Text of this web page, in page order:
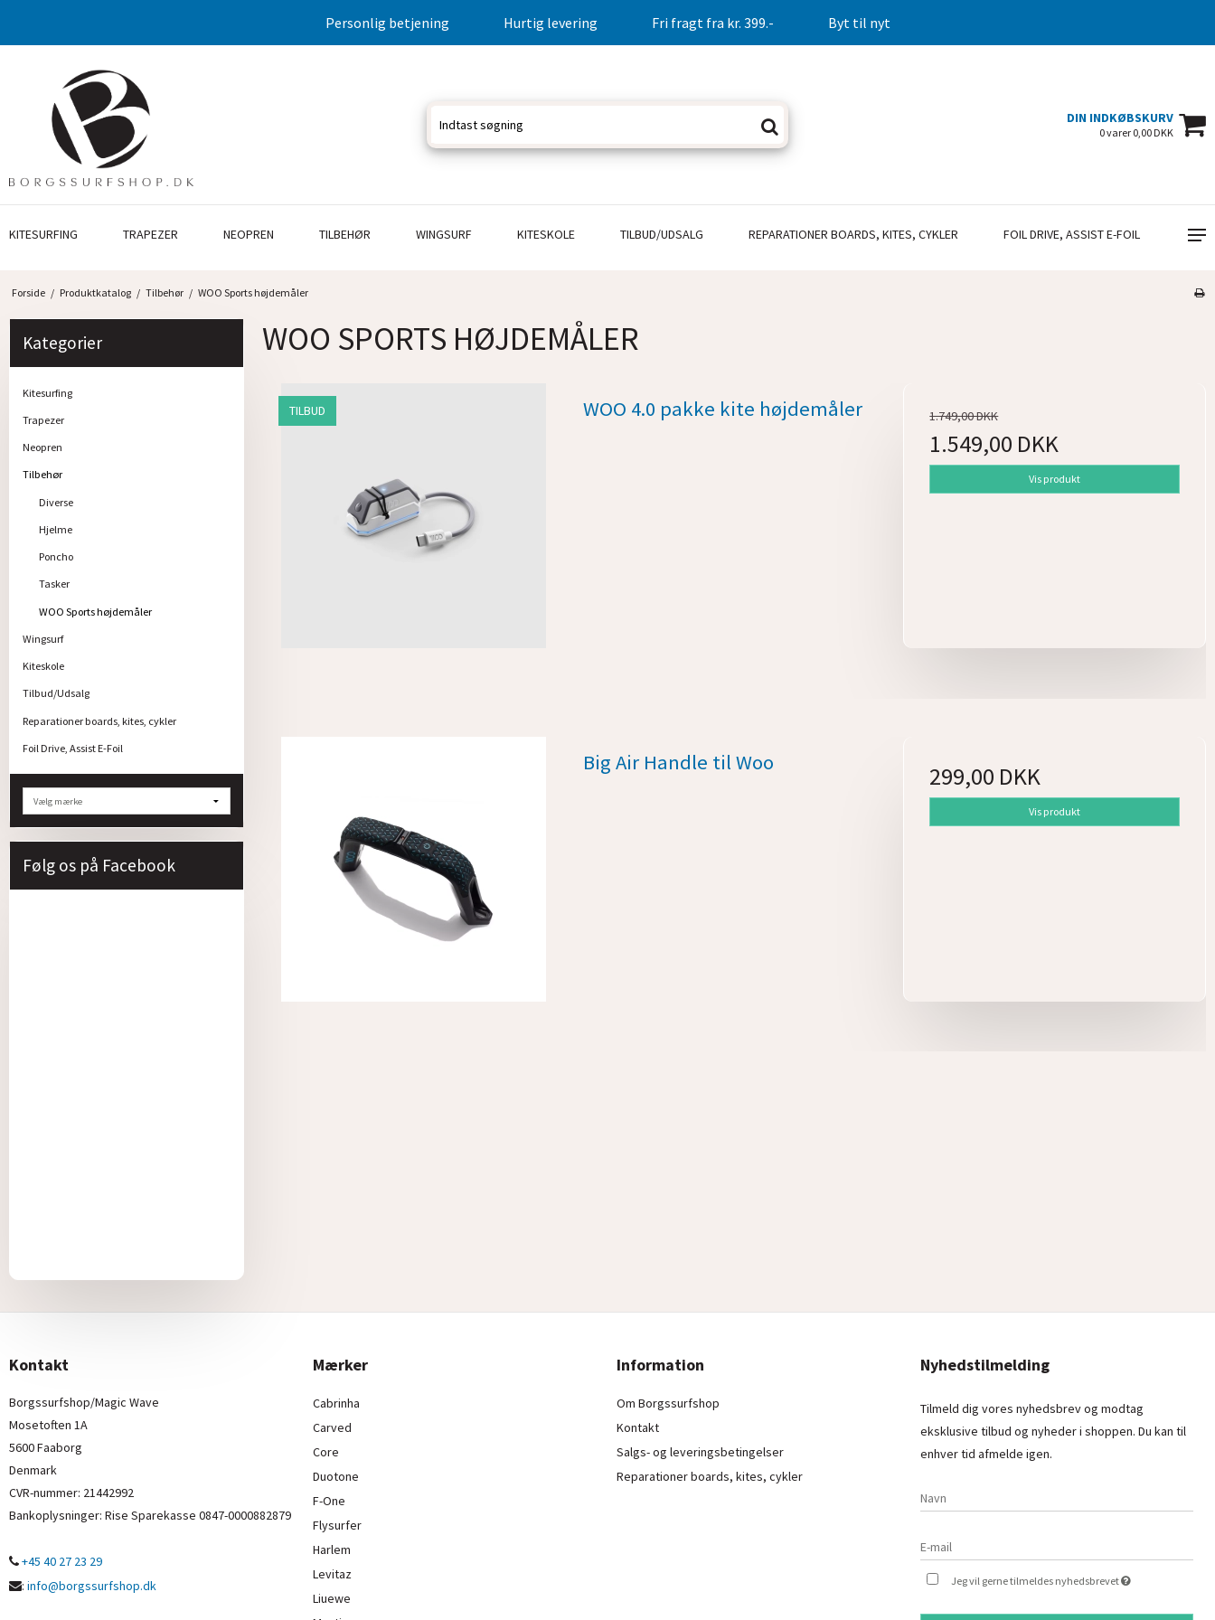
Personlig betjening Hurtig levering Fri fragt fra kr. 399.- Byt til nyt
DIN INDKØBSKURV
0 varer 0,00 DKK
KITESURFING TRAPEZER NEOPREN TILBEHØR WINGSURF KITESKOLE TILBUD/UDSALG REPARATIONER BOARDS, KITES, CYKLER FOIL DRIVE, ASSIST E-FOIL
Forside / Produktkatalog / Tilbehør / WOO Sports højdemåler
Kategorier
Kitesurfing
Trapezer
Neopren
Tilbehør
Diverse
Hjelme
Poncho
Tasker
WOO Sports højdemåler
Wingsurf
Kiteskole
Tilbud/Udsalg
Reparationer boards, kites, cykler
Foil Drive, Assist E-Foil
Følg os på Facebook
WOO SPORTS HØJDEMÅLER
TILBUD WOO 4.0 pakke kite højdemåler 1.749,00 DKK
1.549,00 DKK
Vis produkt
Big Air Handle til Woo 299,00 DKK
Vis produkt
Kontakt
Borgssurfshop/Magic Wave
Mosetoften 1A
5600 Faaborg
Denmark
CVR-nummer: 21442992
Bankoplysninger: Rise Sparekasse 0847-0000882879
+45 40 27 23 29
: info@borgssurfshop.dk
Mærker
Cabrinha
Carved
Core
Duotone
F-One
Flysurfer
Harlem
Levitaz
Liuewe
Information
Om Borgssurfshop
Kontakt
Salgs- og leveringsbetingelser
Reparationer boards, kites, cykler
Nyhedstilmelding
Tilmeld dig vores nyhedsbrev og modtag
eksklusive tilbud og nyheder i shoppen. Du kan til
enhver tid afmelde igen.
Jeg vil gerne tilmeldes nyhedsbrevet